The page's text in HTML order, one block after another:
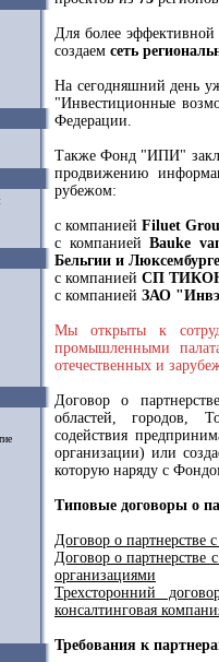
Для более
создаем сеть
На сегодняшний день
"Инвестиционные
Федерации.
Также Фонд "ИПИ"
продвижению
рубежом:
с компанией Filuet
с компаниейBauke
Бельгии и Люксембурге
с компанией СП
с компанией ЗАО
Мы открыты к
промышленными
отечественных и
Договор о
областей, городов,
содействия
организации) или
которую наряду с
Типовые договоры о
Договор о партнерстве
Договор о партнерстве
организациями
Трехсторонний
консалтинговая
Требования к